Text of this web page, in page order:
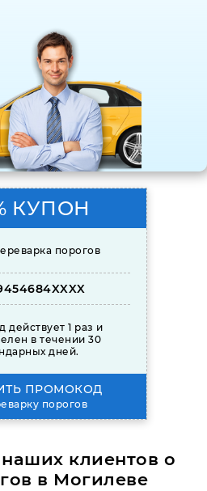
КУПОН
порогов
действует 1 раз и
в течении 30
дней.
ПРОМОКОД
порогов
клиентов о
в Могилеве